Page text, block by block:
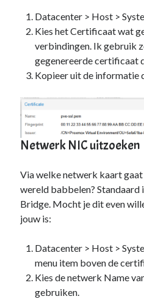
Fan van:
Backblaze
Datacenter > Host >
Kies het Certificaat wat
verbindingen. Ik gebruik
gegenereerde certificaat
Kopieer uit de informatie
Netwerk NIC uitzoeken
Via welke netwerk kaart
wereld babbelen? Standaard
Bridge. Mocht je dit even
jouw is:
Datacenter > Host >
menu item boven de
Kies de netwerk Name
gebruiken.